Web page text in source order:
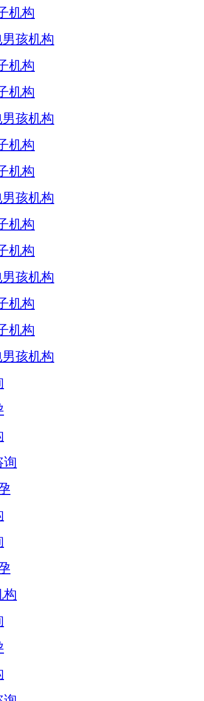
机构
孩机构
机构
机构
孩机构
机构
机构
孩机构
机构
机构
孩机构
机构
机构
孩机构
询
构